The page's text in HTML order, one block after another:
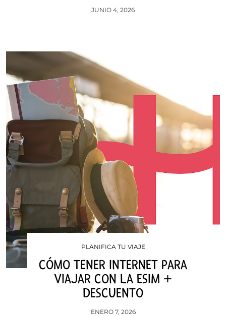
JUNIO 4, 2026
PLANIFICA TU VIAJE
CÓMO TENER INTERNET PARA
VIAJAR CON LA ESIM +
DESCUENTO
ENERO 7, 2026